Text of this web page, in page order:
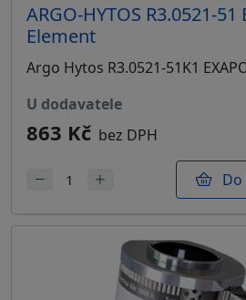
ARGO-HYTOS R3.0521-51
Element
Argo Hytos R3.0521-51K1
u dodavatele
863 Kč bez DPH